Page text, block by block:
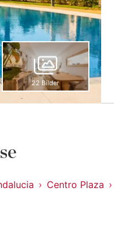
22 Bilder
Centro Plaza